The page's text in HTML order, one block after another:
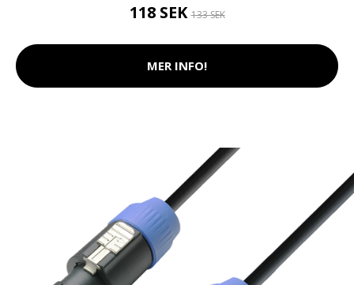
118 SEK133 SEK
MER INFO!